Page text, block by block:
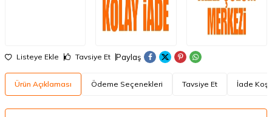
Listeye Ekle Tavsiye Et Paylaş
Ürün Açıklaması Ödeme Seçenekleri Tavsiye Et İade